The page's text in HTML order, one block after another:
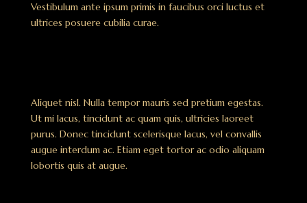
Vestibulum ante ipsum primis in faucibus orci luctus et
ultrices posuere cubilia curae.
Aliquet nisl. Nulla tempor mauris sed pretium egestas.
Ut mi lacus, tincidunt ac quam quis, ultricies laoreet
purus. Donec tincidunt scelerisque lacus, vel convallis
augue interdum ac. Etiam eget tortor ac odio aliquam
lobortis quis at augue.